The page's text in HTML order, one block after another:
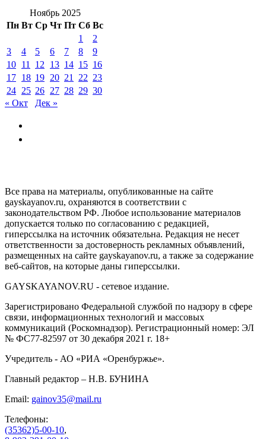
Ноябрь 2025
Пн Вт Ср Чт Пт Сб Вс
1
2
3
4 5 6 7 8
9
10 11 12 13 14 15 16
17 18 19 20 21 22 23
24 25 26 27 28 29 30
« Окт
Дек »
Все права на материалы, опубликованные на сайте
gayskayanov.ru, охраняются в соответствии с
законодательством РФ. Любое использование материалов
допускается только по согласованию с редакцией,
гиперссылка на источник обязательна. Редакция не несет
ответственности за достоверность рекламных объявлений,
размещенных на сайте gayskayanov.ru, а также за содержание
веб-сайтов, на которые даны гиперссылки.
GAYSKAYANOV.RU - сетевое издание.
Зарегистрировано Федеральной службой по надзору в сфере
связи, информационных технологий и массовых
коммуникаций (Роскомнадзор). Регистрационный номер: ЭЛ
№ ФС77-82597 от 30 декабря 2021 г. 18+
Учредитель - АО «РИА «Оренбуржье».
Главный редактор – Н.В. БУНИНА
Email: gainov35@mail.ru
Телефоны:
(35362)5-00-10,